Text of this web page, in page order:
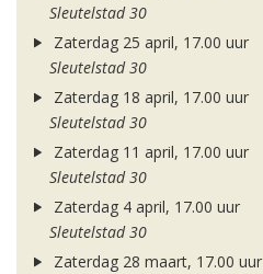
Sleutelstad 30
Zaterdag 25 april, 17.00 uur
Sleutelstad 30
Zaterdag 18 april, 17.00 uur
Sleutelstad 30
Zaterdag 11 april, 17.00 uur
Sleutelstad 30
Zaterdag 4 april, 17.00 uur
Sleutelstad 30
Zaterdag 28 maart, 17.00 uur